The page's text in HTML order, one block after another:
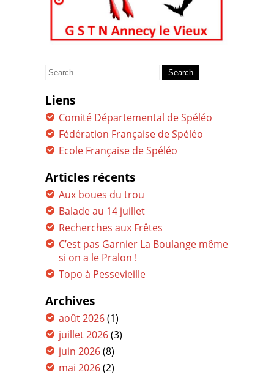
Search
Liens
Comité Départemental de Spéléo
Fédération Française de Spéléo
Ecole Française de Spéléo
Articles récents
Aux boues du trou
Balade au 14 juillet
Recherches aux Frêtes
C’est pas Garnier La Boulange même
si on a le Pralon !
Topo à Pessevieille
Archives
août 2026(1)
juillet 2026(3)
juin 2026(8)
mai 2026(2)